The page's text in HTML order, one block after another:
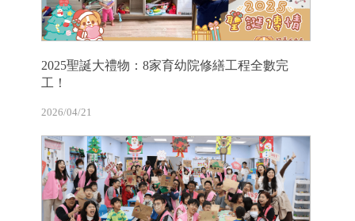
2025聖誕大禮物：8家育幼院修繕工程全數完
工！
2026/04/21